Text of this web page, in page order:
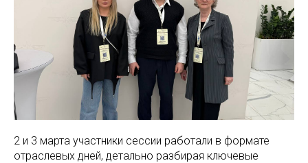
2 и 3 марта участники сессии работали в формате
отраслевых дней, детально разбирая ключевые